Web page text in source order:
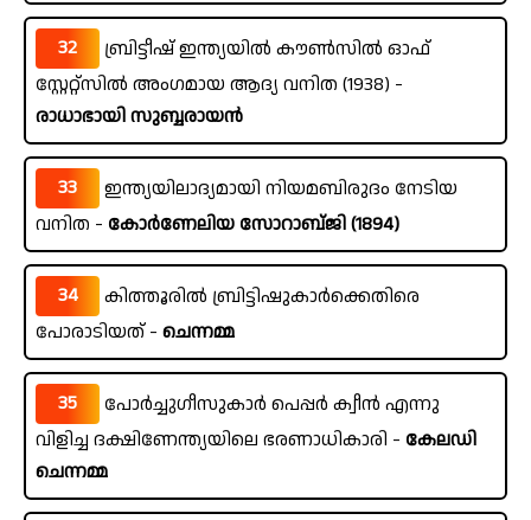
32
ബ്രിട്ടീഷ് ഇന്ത്യയിൽ കൗൺസിൽ ഓഫ്
സ്റ്റേറ്റ്സിൽ അംഗമായ ആദ്യ വനിത (1938) -
രാധാഭായി സുബ്ബരായൻ
33
ഇന്ത്യയിലാദ്യമായി നിയമബിരുദം നേടിയ
വനിത - കോർണേലിയ സോറാബ്ജി (1894)
34
കിത്തൂരിൽ ബ്രിട്ടിഷുകാർക്കെതിരെ
പോരാടിയത് - ചെന്നമ്മ
35
പോർച്ചുഗീസുകാർ പെപ്പർ ക്വീൻ എന്നു
വിളിച്ച ദക്ഷിണേന്ത്യയിലെ ഭരണാധികാരി - കേലഡി
ചെന്നമ്മ